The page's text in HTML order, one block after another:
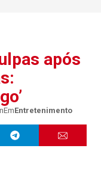
após
EmEntretenimento